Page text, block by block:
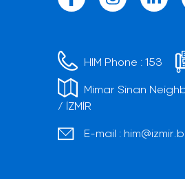
HIM Phone :153
Mimar Sinan
/ İZMİR
E-mail :